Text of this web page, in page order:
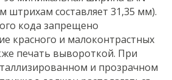
штрихам составляет 31,35 мм).
кода запрещено
красного и малоконтрастных
печать вывороткой. При
и прозрачном